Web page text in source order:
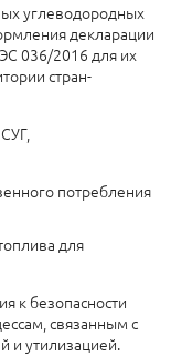
углеводородных
декларации
036/2016 для их
стран-
потребления
для
к безопасности
связанным с
и утилизацией.